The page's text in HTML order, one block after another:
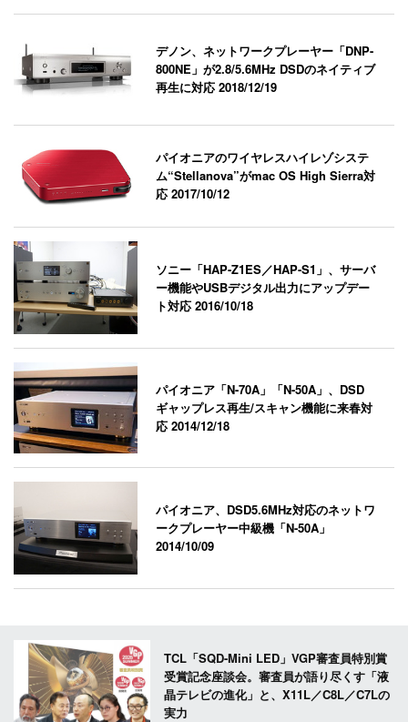
デノン、ネットワークプレーヤー「DNP-
800NE」が2.8/5.6MHz DSDのネイティブ
再生に対応2018/12/19
パイオニアのワイヤレスハイレゾシステ
ム“Stellanova”がmac OS High Sierra対
応2017/10/12
ソニー「HAP-Z1ES／HAP-S1」、サーバ
ー機能やUSBデジタル出力にアップデー
ト対応2016/10/18
パイオニア「N-70A」「N-50A」、DSD
ギャップレス再生/スキャン機能に来春対
応2014/12/18
パイオニア、DSD5.6MHz対応のネットワ
ークプレーヤー中級機「N-50A」
2014/10/09
TCL「SQD-Mini LED」VGP審査員特別賞
受賞記念座談会。審査員が語り尽くす「液
晶テレビの進化」と、X11L／C8L／C7Lの
実力